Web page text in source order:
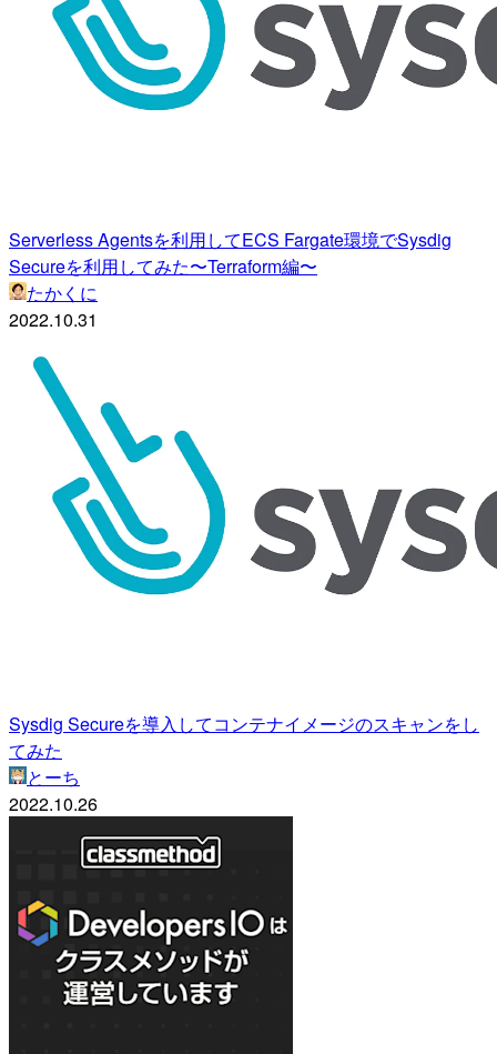
Serverless Agentsを利用してECS Fargate環境でSysdig
Secureを利用してみた〜Terraform編〜
たかくに
2022.10.31
Sysdig Secureを導入してコンテナイメージのスキャンをし
てみた
とーち
2022.10.26